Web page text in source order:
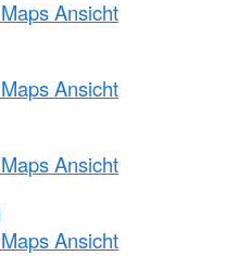
Ansicht
Ansicht
Ansicht
Ansicht